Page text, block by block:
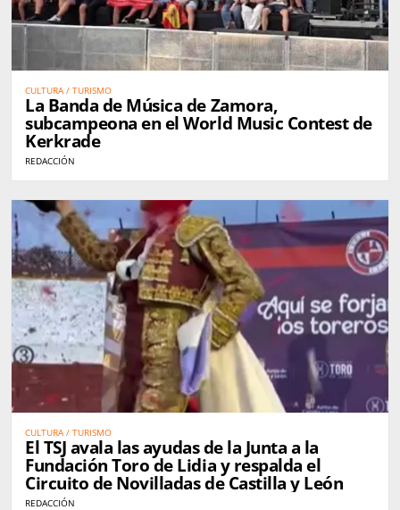
CULTURA / TURISMO
La Banda de Música de Zamora,
subcampeona en el World Music Contest de
Kerkrade
REDACCIÓN
CULTURA / TURISMO
El TSJ avala las ayudas de la Junta a la
Fundación Toro de Lidia y respalda el
Circuito de Novilladas de Castilla y León
REDACCIÓN